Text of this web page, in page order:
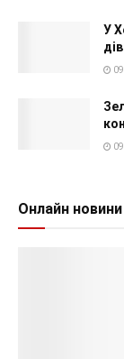
У
Онлайн новини